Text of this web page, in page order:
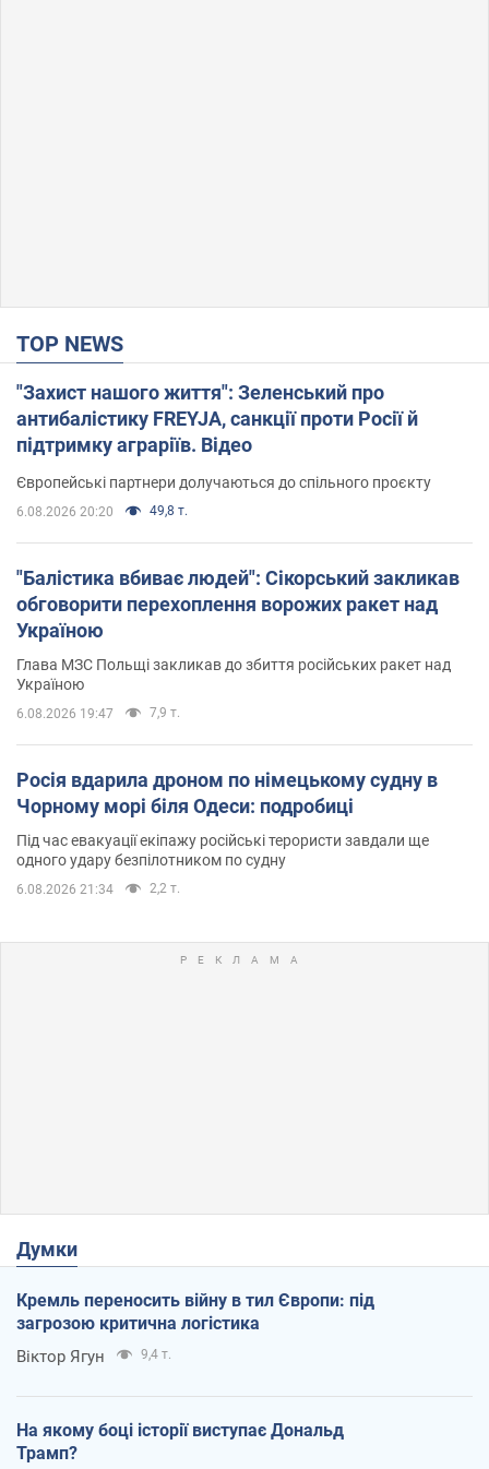
TOP NEWS
"Захист нашого життя": Зеленський про
антибалістику FREYJA, санкції проти Росії й
підтримку аграріїв. Відео
Європейські партнери долучаються до спільного проєкту
6.08.2026 20:20 49,8 т.
"Балістика вбиває людей": Сікорський закликав
обговорити перехоплення ворожих ракет над
Україною
Глава МЗС Польщі закликав до збиття російських ракет над
Україною
6.08.2026 19:47 7,9 т.
Росія вдарила дроном по німецькому судну в
Чорному морі біля Одеси: подробиці
Під час евакуації екіпажу російські терористи завдали ще
одного удару безпілотником по судну
6.08.2026 21:34 2,2 т.
Думки
Кремль переносить війну в тил Європи: під
загрозою критична логістика
Віктор Ягун 9,4 т.
На якому боці історії виступає Дональд
Трамп?